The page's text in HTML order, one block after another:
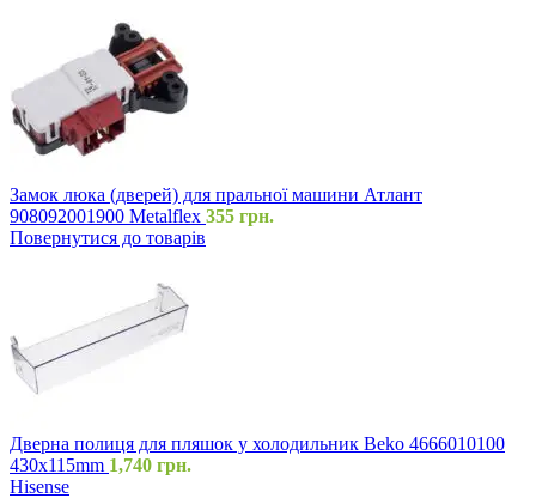
Замок люка (дверей) для пральної машини Атлант
908092001900 Metalflex 355 грн.
Повернутися до товарів
Дверна полиця для пляшок у холодильник Beko 4666010100
430x115mm 1,740 грн.
Hisense